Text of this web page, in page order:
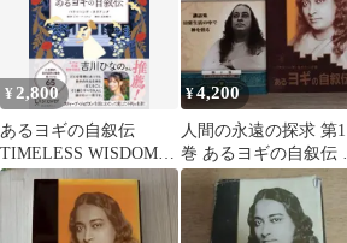
¥ 2,800
あるヨギの自叙伝
TIMELESS WISDOM
人生をひらく古典の知
¥4,200
人間の永遠の探求 第1
巻 あるヨギの自叙伝
ラマハンサ・ヨガナン